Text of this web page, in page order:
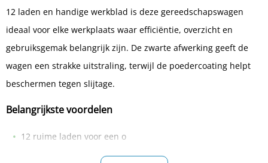
12 laden en handige werkblad is deze gereedschapswagen
ideaal voor elke werkplaats waar efficiëntie, overzicht en
gebruiksgemak belangrijk zijn. De zwarte afwerking geeft de
wagen een strakke uitstraling, terwijl de poedercoating helpt
beschermen tegen slijtage.
Belangrijkste voordelen
12 ruime laden voor een o